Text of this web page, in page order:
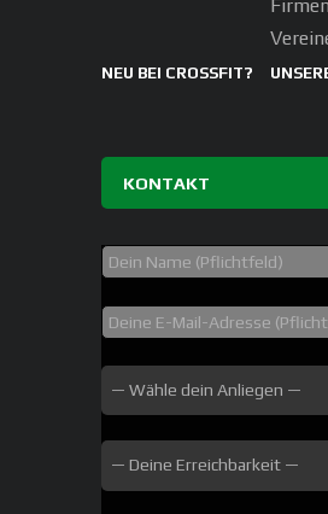
NEU BEI CROSSFIT?
KONTAKT